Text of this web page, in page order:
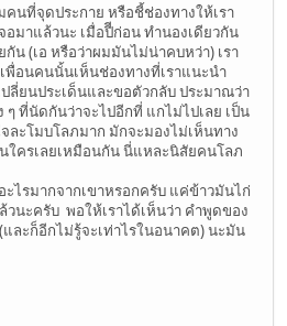
คนที่จุดประกาย หรือชี้ช่องทางให้เรา
มาแล้วนะ เมื่อปีีก่อน ทำนองเดียวกัน
น (เอ หรือว่าผมมันไม่น่าคบหว่า) เรา
พื่อนคนนั้นเห็นช่องทางที่เราแนะนำ
ปลี่ยนประเด็นและขอตัวกลับ ประมาณว่า
ที่นัดกันว่าจะไปอีกที่ แกไม่ไปเลย เป็น
ะโมบโลภมาก มักจะมองไม่เห็นทาง
ใครเลยเหมือนกัน นี่แหละนิสัยคนโลภ
ะไรมากจากเขาหรอกครับ แค่ข้าวมันไก่
นะครับ พอให้เราได้เห็นว่า คำพูดของ
และก็อีกไม่รู้จะเท่าไรในอนาคต) นะมัน